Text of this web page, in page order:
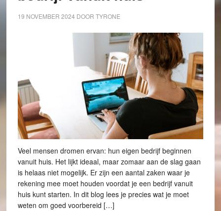
19 NOVEMBER 2024 DOOR TYRONE
Veel mensen dromen ervan: hun eigen bedrijf beginnen
vanuit huis. Het lijkt ideaal, maar zomaar aan de slag gaan
is helaas niet mogelijk. Er zijn een aantal zaken waar je
rekening mee moet houden voordat je een bedrijf vanuit
huis kunt starten. In dit blog lees je precies wat je moet
weten om goed voorbereid […]